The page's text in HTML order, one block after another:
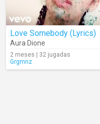
Love Somebody (Lyrics)
Aura Dione
2 meses | 32 jugadas
Grgmnz